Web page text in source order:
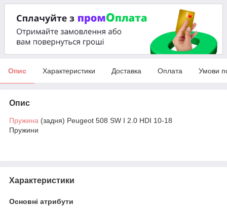
Опис Характеристики Доставка Оплата Умови
Опис
Пружина (задня) Peugeot 508 SW I 2.0 HDI 10-18
Пружини
Характеристики
Основні атрибути